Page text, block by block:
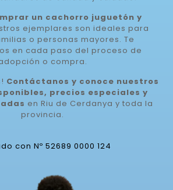
un cachorro juguetón y
ejemplares son ideales para
o personas mayores. Te
en cada paso del proceso de
o compra.
Contáctanos y conoce nuestros
precios especiales y
en Riu de Cerdanya y toda la
provincia.
con Nº 52689 0000 124